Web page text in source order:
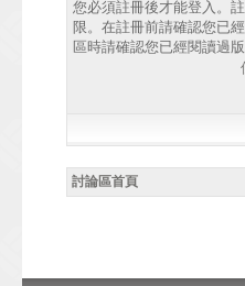
您必須註冊後才能登入。
限。在註冊前請確認您已
區時請確認您已經閱讀過版
討論區首頁